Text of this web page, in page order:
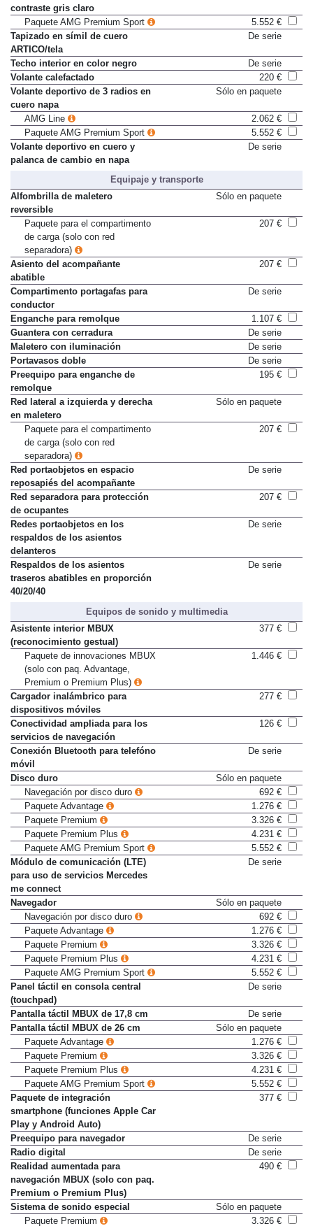
negro con costuras en color de
contraste gris claro
Paquete AMG Premium Sport
5.552 €
Tapizado en símil de cuero
ARTICO/tela
Techo interior en color negro
De serie
Volante calefactado
220 €
Volante deportivo de 3 radios en
cuero napa
AMG Line
2.062 €
Paquete AMG Premium Sport
5.552 €
Volante deportivo en cuero y
Equipaje y transporte
Alfombrilla de maletero
reversible
Paquete para el compartimento
de carga (solo con red
separadora)
Asiento del acompañante
abatible
Compartimento portagafas para
conductor
Enganche para remolque
1.107 €
Guantera con cerradura
De serie
Maletero con iluminación
De serie
Portavasos doble
De serie
Preequipo para enganche de
remolque
Red lateral a izquierda y derecha
en maletero
Paquete para el compartimento
de carga (solo con red
separadora)
Red portaobjetos en espacio
reposapiés del acompañante
Red separadora para protección
de ocupantes
Redes portaobjetos en los
respaldos de los asientos
delanteros
Respaldos de los asientos
traseros abatibles en proporción
Equipos de sonido y multimedia
Asistente interior MBUX
(reconocimiento gestual)
Paquete de innovaciones MBUX
(solo con paq. Advantage,
Premium o Premium Plus)
Cargador inalámbrico para
dispositivos móviles
Conectividad ampliada para los
servicios de navegación
Conexión Bluetooth para telefóno
móvil
Disco duro
Sólo en paquete
Navegación por disco duro
692 €
Paquete Advantage
1.276 €
Paquete Premium
3.326 €
Paquete Premium Plus
4.231 €
Paquete AMG Premium Sport
5.552 €
Módulo de comunicación (LTE)
para uso de servicios Mercedes
me connect
Navegador
Sólo en paquete
Navegación por disco duro
692 €
Paquete Advantage
1.276 €
Paquete Premium
3.326 €
Paquete Premium Plus
4.231 €
Paquete AMG Premium Sport
5.552 €
Panel táctil en consola central
(touchpad)
Pantalla táctil MBUX de 17,8 cm
De serie
Pantalla táctil MBUX de 26 cm
Sólo en paquete
Paquete Advantage
1.276 €
Paquete Premium
3.326 €
Paquete Premium Plus
4.231 €
Paquete AMG Premium Sport
5.552 €
Paquete de integración
smartphone (funciones Apple Car
Play y Android Auto)
Preequipo para navegador
De serie
Radio digital
De serie
Realidad aumentada para
navegación MBUX (solo con paq.
Premium o Premium Plus)
Sistema de sonido especial
Sólo en paquete